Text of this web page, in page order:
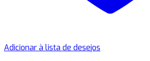
Adicionar à lista de desejos